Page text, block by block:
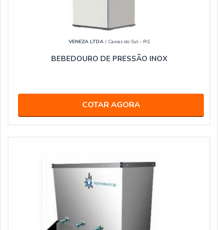
VENEZA LTDA/ Caxias do Sul - RS
BEBEDOURO DE PRESSÃO INOX
COTAR AGORA